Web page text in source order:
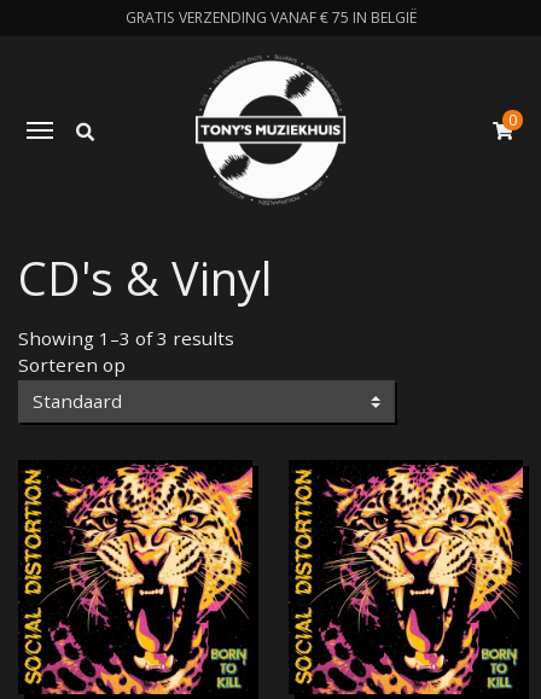
GRATIS VERZENDING VANAF € 75 IN BELGIË
Toggle navigation 0
CD's & Vinyl
Showing 1–3 of 3 results
Sorteren op